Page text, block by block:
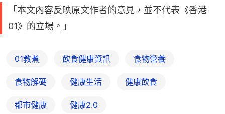
「本文內容反映原文作者的意見，並不代表《香港
01》的立場。」
01教煮 飲食健康資訊 食物營養
食物解碼 健康生活 健康飲食
都市健康 健康2.0